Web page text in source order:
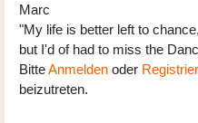
Marc
"My life is better left to
but I'd of had to miss the
BitteAnmelden oder
beizutreten.